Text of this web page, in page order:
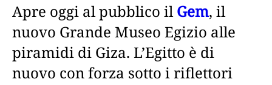
Apre oggi al pubblico ilGem, il
nuovo Grande Museo Egizio alle
piramidi di Giza. L’Egitto è di
nuovo con forza sotto i riflettori